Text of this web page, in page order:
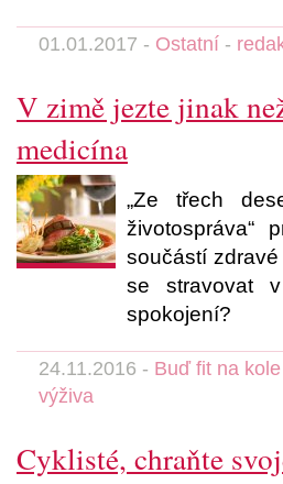
01.01.2017 - Ostatní -
V zimě jezte jinak
medicína
„Ze třech
životospráva“
součástí
se stravovat
spokojení?
24.11.2016 - Buď fit na kole
výživa
Cyklisté, chraňte